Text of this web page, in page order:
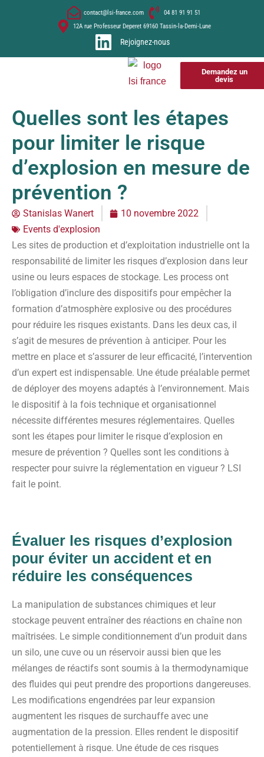
contact@lsi-france.com
04 81 91 91 51
12A rue Professeur Deperet 69160 Tassin-la-Demi-Lune
Rejoignez-nous
Demandez un
devis
Quelles sont les étapes
pour limiter le risque
d’explosion en mesure de
prévention ?
Stanislas Wanert
10 novembre 2022
Events d'explosion
Les sites de production et d’exploitation industrielle ont la
responsabilité de limiter les risques d’explosion dans leur
usine ou leurs espaces de stockage. Les process ont
l’obligation d’inclure des dispositifs pour empêcher la
formation d’atmosphère explosive ou des procédures
pour réduire les risques existants. Dans les deux cas, il
s’agit de mesures de prévention à anticiper. Pour les
mettre en place et s’assurer de leur efficacité, l’intervention
d’un expert est indispensable. Une étude préalable permet
de déployer des moyens adaptés à l’environnement. Mais
le dispositif à la fois technique et organisationnel
nécessite différentes mesures réglementaires. Quelles
sont les étapes pour limiter le risque d’explosion en
mesure de prévention ? Quelles sont les conditions à
respecter pour suivre la réglementation en vigueur ? LSI
fait le point.
Évaluer les risques d’explosion
pour éviter un accident et en
réduire les conséquences
La manipulation de substances chimiques et leur
stockage peuvent entraîner des réactions en chaîne non
maîtrisées. Le simple conditionnement d’un produit dans
un silo, une cuve ou un réservoir aussi bien que les
mélanges de réactifs sont soumis à la thermodynamique
des fluides qui peut prendre des proportions dangereuses.
Les modifications engendrées par leur expansion
augmentent les risques de surchauffe avec une
augmentation de la pression. Elles rendent le dispositif
potentiellement à risque. Une étude de ces risques